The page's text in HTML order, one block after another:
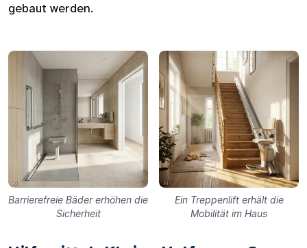
gebaut werden.
Barrierefreie Bäder erhöhen die
Sicherheit
Ein Treppenlift erhält die
Mobilität im Haus